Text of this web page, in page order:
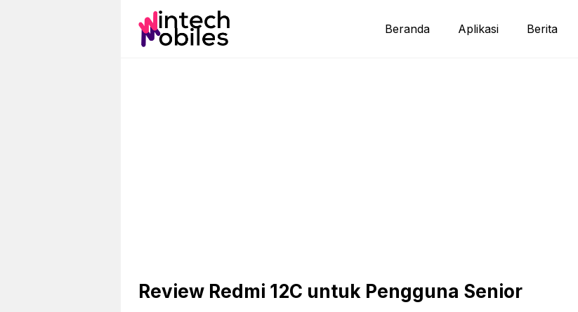
Beranda Aplikasi Berita
Review Redmi 12C untuk Pengguna Senior